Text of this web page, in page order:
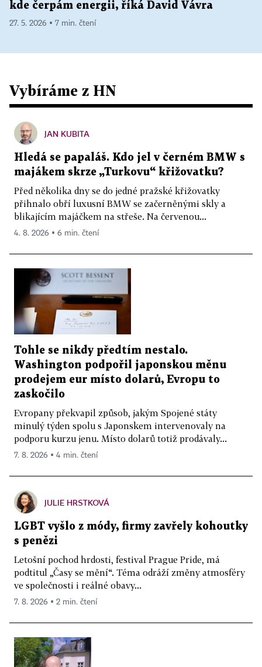
kde čerpám energii, říká David Vávra
27. 5. 2026 ▪ 7 min. čtení
Vybíráme z HN
JAN KUBITA
Hledá se papaláš. Kdo jel v černém BMW s
majákem skrze „Turkovu“ křižovatku?
Před několika dny se do jedné pražské křižovatky
přihnalo obří luxusní BMW se začerněnými skly a
blikajícím majáčkem na střeše. Na červenou...
4. 8. 2026 ▪ 6 min. čtení
Tohle se nikdy předtím nestalo.
Washington podpořil japonskou měnu
prodejem eur místo dolarů, Evropu to
zaskočilo
Evropany překvapil způsob, jakým Spojené státy
minulý týden spolu s Japonskem intervenovaly na
podporu kurzu jenu. Místo dolarů totiž prodávaly...
7. 8. 2026 ▪ 4 min. čtení
JULIE HRSTKOVÁ
LGBT vyšlo z módy, firmy zavřely kohoutky
s penězi
Letošní pochod hrdosti, festival Prague Pride, má
podtitul „Časy se mění“. Téma odráží změny atmosféry
ve společnosti i reálné obavy...
7. 8. 2026 ▪ 2 min. čtení